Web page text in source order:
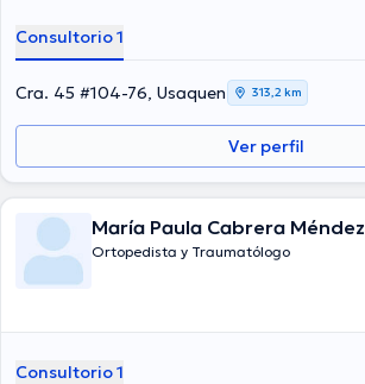
Consultorio 1
Cra. 45 #104-76, Usaquen 313,2 km
Ver perfil
María Paula Cabrera Méndez
Ortopedista y Traumatólogo
Consultorio 1